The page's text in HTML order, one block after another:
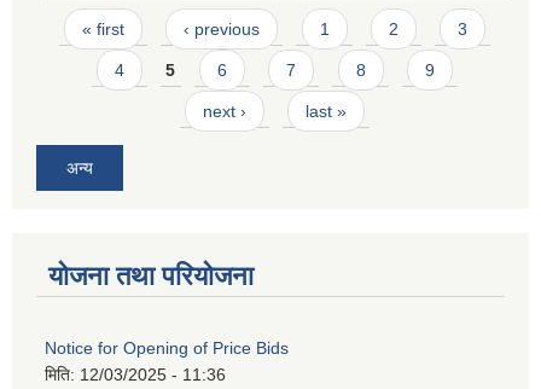
Pages
« first ‹ previous 1 2 3
4 5 6 7 8 9
next › last »
अन्य
योजना तथा परियोजना
Notice for Opening of Price Bids
मिति: 12/03/2025 - 11:36